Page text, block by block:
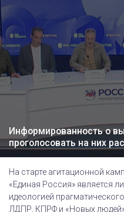
Информированность о
проголосовать на них
На старте агитационной
«Единая Россия» является
идеологией
ЛДПР, КПРФ и «Новых людей»